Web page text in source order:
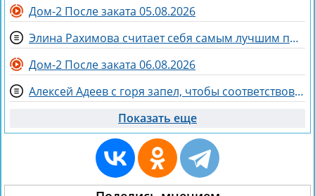
Дом-2 После заката 05.08.2026
Элина Рахимова считает себя самым лучшим подарком на день рождения
Дом-2 После заката 06.08.2026
Алексей Адеев с горя запел, чтобы соответствовать Иване Михайличенко
Показать еще